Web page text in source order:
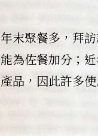
年末聚餐多，拜
能為佐餐加分；
產品，因此許多